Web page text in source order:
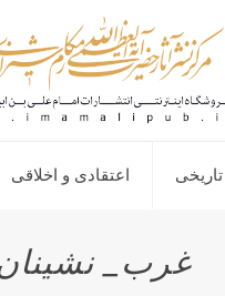
تاریخی اعتقادی و اخلاقی
غرب_